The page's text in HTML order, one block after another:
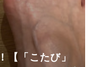
【「こたび」